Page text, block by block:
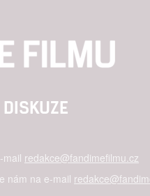
DISKUZE
mail redakce@fandimefilmu.cz
nám na e-mail